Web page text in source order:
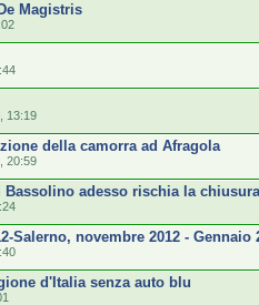
Magistris
13:19
della camorra ad Afragola
20:59
Bassolino adesso rischia la chiusura
Salerno, novembre 2012 - Gennaio
d'Italia senza auto blu